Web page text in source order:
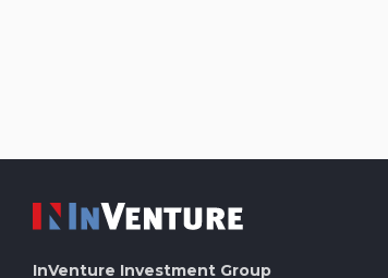
InVenture Investment Group